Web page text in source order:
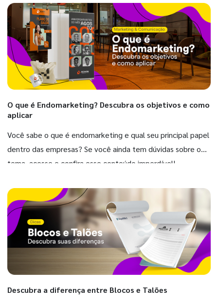
O que é Endomarketing? Descubra os objetivos e como
aplicar
Você sabe o que é endomarketing e qual seu principal papel
dentro das empresas? Se você ainda tem dúvidas sobre o
tema, acesse e confira esse conteúdo imperdível!
Descubra a diferença entre Blocos e Talões